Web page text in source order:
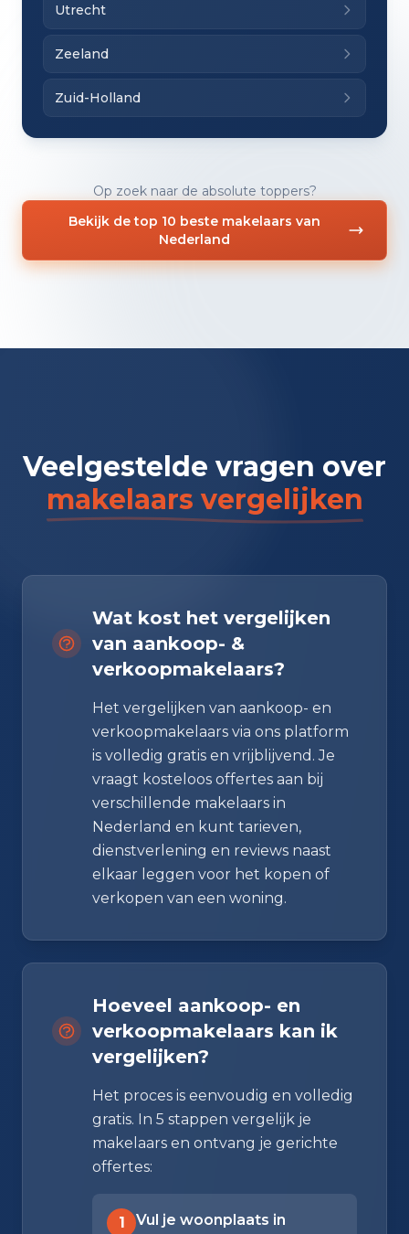
Utrecht
Zeeland
Zuid-Holland
Op zoek naar de absolute toppers?
Bekijk de top 10 beste makelaars van
Nederland
Veelgestelde vragen over
makelaars vergelijken
Wat kost het vergelijken
van aankoop- &
verkoopmakelaars?
Het vergelijken van aankoop- en
verkoopmakelaars via ons platform
is volledig gratis en vrijblijvend. Je
vraagt kosteloos offertes aan bij
verschillende makelaars in
Nederland en kunt tarieven,
dienstverlening en reviews naast
elkaar leggen voor het kopen of
verkopen van een woning.
Hoeveel aankoop- en
verkoopmakelaars kan ik
vergelijken?
Het proces is eenvoudig en volledig
gratis. In 5 stappen vergelijk je
makelaars en ontvang je gerichte
offertes:
1 Vul je woonplaats in